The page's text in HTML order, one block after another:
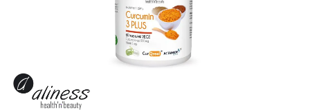
Przejdź
na
początek